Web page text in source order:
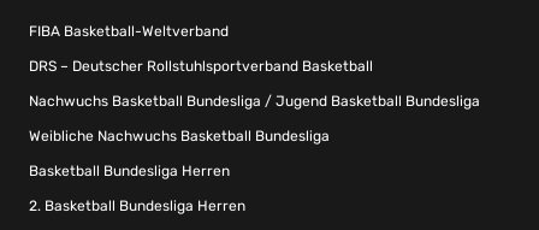
FIBA Basketball-Weltverband
DRS – Deutscher Rollstuhlsportverband Basketball
Nachwuchs Basketball Bundesliga / Jugend Basketball Bundesliga
Weibliche Nachwuchs Basketball Bundesliga
Basketball Bundesliga Herren
2. Basketball Bundesliga Herren